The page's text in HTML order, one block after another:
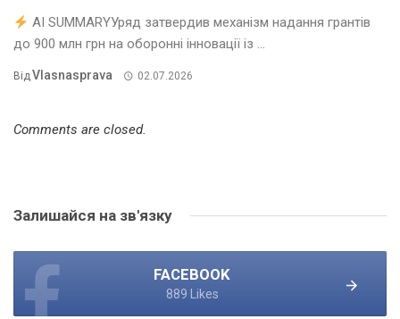
AI SUMMARYУряд затвердив механізм надання грантів
до 900 млн грн на оборонні інновації із ...
ВідVlasnasprava 02.07.2026
Comments are closed.
Залишайся на зв'язку
FACEBOOK
889 Likes